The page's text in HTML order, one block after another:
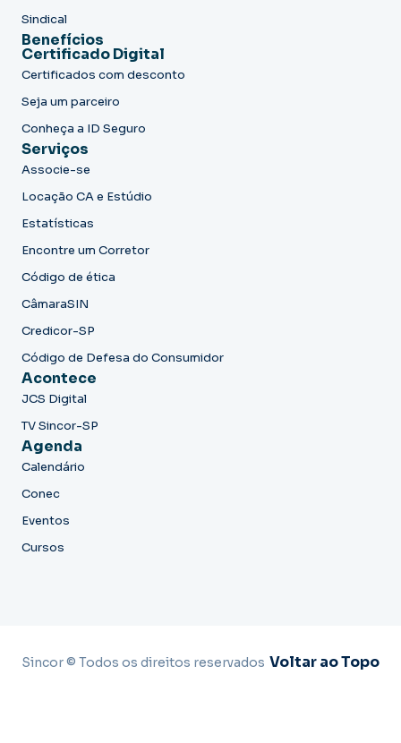
Sindical
Benefícios
Certificado Digital
Certificados com desconto
Seja um parceiro
Conheça a ID Seguro
Serviços
Associe-se
Locação CA e Estúdio
Estatísticas
Encontre um Corretor
Código de ética
CâmaraSIN
Credicor-SP
Código de Defesa do Consumidor
Acontece
JCS Digital
TV Sincor-SP
Agenda
Calendário
Conec
Eventos
Cursos
Sincor © Todos os direitos reservados Voltar ao Topo